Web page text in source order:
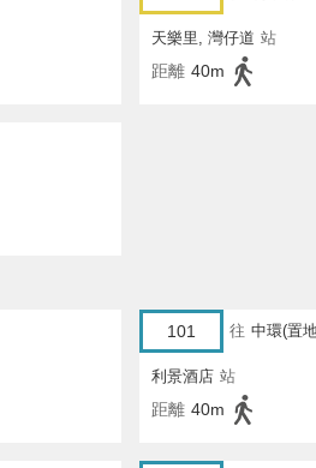
天樂里, 灣仔道 站
距離 40m
101 往 中環(置
利景酒店 站
距離 40m